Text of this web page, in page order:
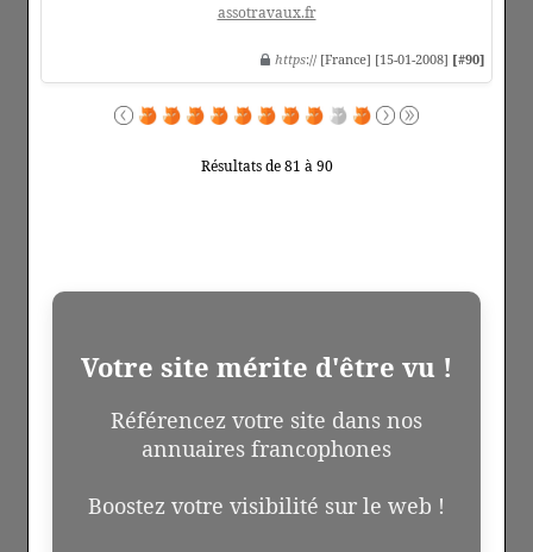
assotravaux.fr
https:// [France] [15-01-2008] [#90]
Résultats de 81 à 90
Votre site mérite d'être vu !
Référencez votre site dans nos
annuaires francophones
Boostez votre visibilité sur le web !